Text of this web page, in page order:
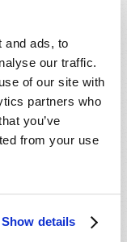
and ads, to
our traffic.
of our site with
partners who
you’ve
from your use
Show details